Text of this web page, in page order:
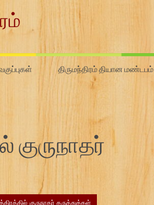
திருமந்திரம் தியான மண்டபம்
குருநாதர் கருத்துக்கள்